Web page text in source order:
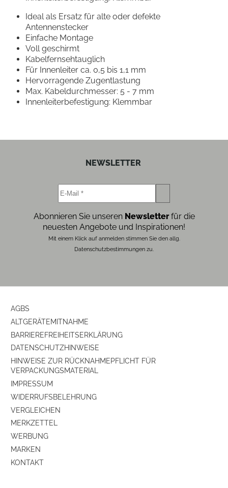
Ideal als Ersatz für alte oder defekte
Antennenstecker
Einfache Montage
Voll geschirmt
Kabelfernsehtauglich
Für Innenleiter ca. 0,5 bis 1,1 mm
Hervorragende Zugentlastung
Max. Kabeldurchmesser: 5 - 7 mm
Innenleiterbefestigung: Klemmbar
NEWSLETTER
Abonnieren Sie unseren Newsletterfür die
neuesten Angebote und Inspirationen!
Mit einem Klick auf anmelden stimmen Sie den allg.
Datenschutzbestimmungen zu.
AGBS
ALTGERÄTEMITNAHME
BARRIEREFREIHEITSERKLÄRUNG
DATENSCHUTZHINWEISE
HINWEISE ZUR RÜCKNAHMEPFLICHT FÜR
VERPACKUNGSMATERIAL
IMPRESSUM
WIDERRUFSBELEHRUNG
VERGLEICHEN
MERKZETTEL
WERBUNG
MARKEN
KONTAKT